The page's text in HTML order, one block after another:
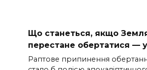
Що станеться, якщо
перестане обертатися —
Раптове припинення